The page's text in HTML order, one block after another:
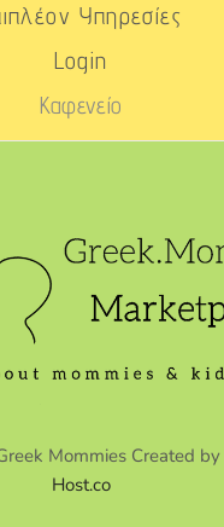
Υπηρεσίες
Login
Καφενείο
Mommies Created by
Host.co